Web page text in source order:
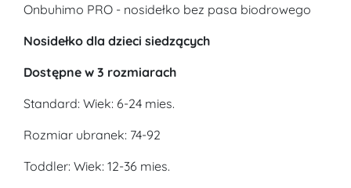
Onbuhimo PRO - nosidełko bez pasa biodrowego
Nosidełko dla dzieci siedzących
Dostępne w 3 rozmiarach
Standard: Wiek: 6-24 mies.
Rozmiar ubranek: 74-92
Toddler: Wiek: 12-36 mies.